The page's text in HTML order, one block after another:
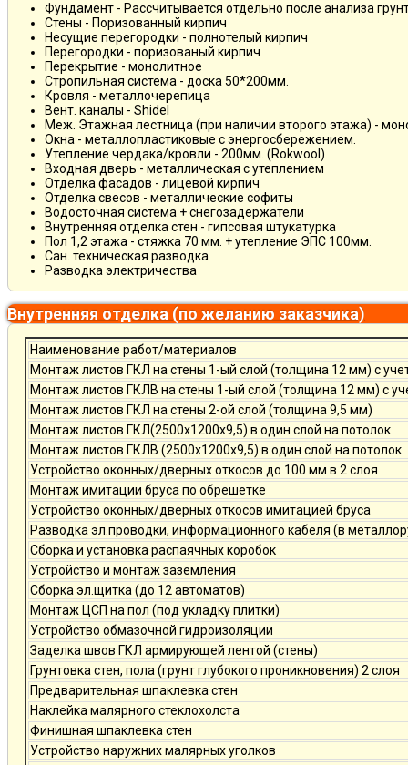
Фундамент - Рассчитывается отдельно после анализа
Стены - Поризованный кирпич
Несущие перегородки - полнотелый кирпич
Перегородки - поризованый кирпич
Перекрытие - монолитное
Стропильная система - доска 50*200мм.
Кровля - металлочерепица
Вент. каналы - Shidel
Меж. Этажная лестница (при наличии второго этажа) -
Окна - металлопластиковые с энергосбережением.
Утепление чердака/кровли - 200мм. (Rokwool)
Входная дверь - металлическая с утеплением
Отделка фасадов - лицевой кирпич
Отделка свесов - металлические софиты
Водосточная система + снегозадержатели
Внутренняя отделка стен - гипсовая штукатурка
Пол 1,2 этажа - стяжка 70 мм. + утепление ЭПС 100мм.
Сан. техническая разводка
Разводка электричества
Внутренняя отделка (по желанию заказчика)
Наименование работ/материалов
Монтаж листов ГКЛ на стены 1-ый слой (толщина 12 мм) с
Монтаж листов ГКЛВ на стены 1-ый слой (толщина 12 мм) с
Монтаж листов ГКЛ на стены 2-ой слой (толщина 9,5 мм)
Монтаж листов ГКЛ(2500х1200х9,5) в один слой на потолок
Монтаж листов ГКЛВ (2500х1200х9,5) в один слой на потолок
Устройство оконных/дверных откосов до 100 мм в 2 слоя
Монтаж имитации бруса по обрешетке
Устройство оконных/дверных откосов имитацией бруса
Разводка эл.проводки, информационного кабеля (в
Сборка и установка распаячных коробок
Устройство и монтаж заземления
Сборка эл.щитка (до 12 автоматов)
Монтаж ЦСП на пол (под укладку плитки)
Устройство обмазочной гидроизоляции
Заделка швов ГКЛ армирующей лентой (стены)
Грунтовка стен, пола (грунт глубокого проникновения) 2 слоя
Предварительная шпаклевка стен
Наклейка малярного стеклохолста
Финишная шпаклевка стен
Устройство наружних малярных уголков